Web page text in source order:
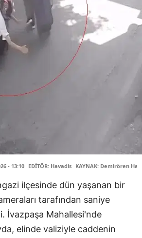
- 13:10 EDİTÖR: Havadis KAYNAK: Demirören
ilçesinde dün yaşanan bir
tarafından saniye
İvazpaşa Mahallesi'nde
elinde valiziyle caddenin